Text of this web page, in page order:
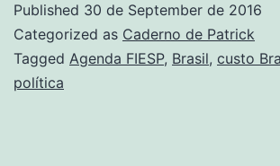
do
primeiro
Published 30 de September de 2016
Categorized as Caderno de Patrick
Tagged Agenda FIESP, Brasil, custo
política